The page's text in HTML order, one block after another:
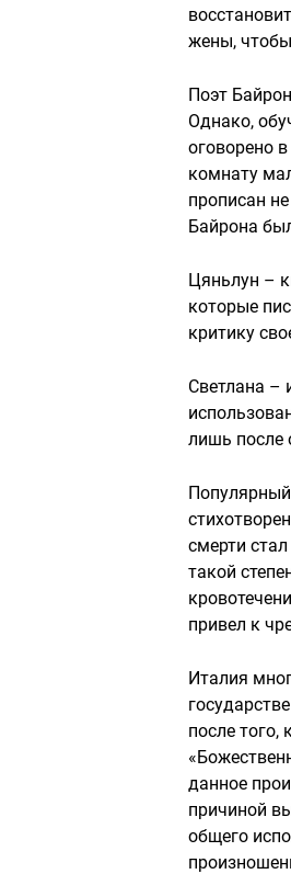
жены, чтобы
Поэт
Однако,
оговорено
комнату
прописан
Байрона
Цяньлун –
которые
критику
Светлана –
лишь после
смерти
такой
привел к
Италия
после того,
данное
причиной
общего